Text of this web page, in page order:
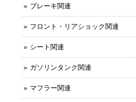
ブレーキ関連
フロント・リアショック関連
シート関連
ガソリンタンク関連
マフラー関連